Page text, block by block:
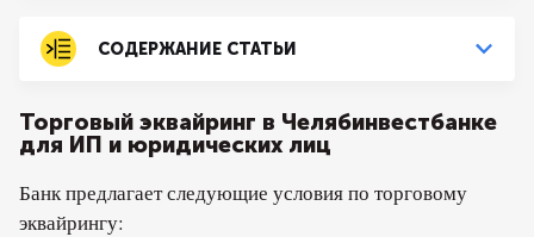
СОДЕРЖАНИЕ СТАТЬИ
Торговый эквайринг в Челябинвестбанке
для ИП и юридических лиц
Банк предлагает следующие условия по торговому
эквайрингу: